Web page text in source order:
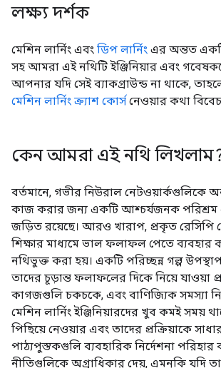
লক্ষ্য দর্শক
মেশিন লার্নিং এবং ডিপ লার্নিং এর অন্তত
সহ আমরা এই নথিটি ইঞ্জিনিয়ার এবং
আপনার যদি সেই ব্যাকগ্রাউন্ড না থাকে,
মেশিন লার্নিং ক্র্যাশ কোর্স নেওয়ার কথা
কেন আমরা এই নথি
বর্তমানে, গভীর নিউরাল নেটওয়ার্কগুলিকে
কাজ করার জন্য একটি আশ্চর্যজনক
জড়িত রয়েছে। আরও খারাপ, প্রকৃত রেসিপি
শিক্ষার মাধ্যমে ভাল ফলাফল পেতে ব্যবহার
নথিভুক্ত করা হয়। একটি পরিচ্ছন্ন গল্প
তাদের চূড়ান্ত ফলাফলের দিকে নিয়ে যাওয়া
কাগজগুলি চকচকে, এবং বাণিজ্যিক সমস্যা
মেশিন লার্নিং ইঞ্জিনিয়ারদের খুব কমই সময়
পিছিয়ে নেওয়ার এবং তাদের প্রক্রিয়াকে
পাঠ্যপুস্তকগুলি ব্যবহারিক নির্দেশনা
নীতিগুলিকে অগ্রাধিকার দেয়, এমনকি যদি